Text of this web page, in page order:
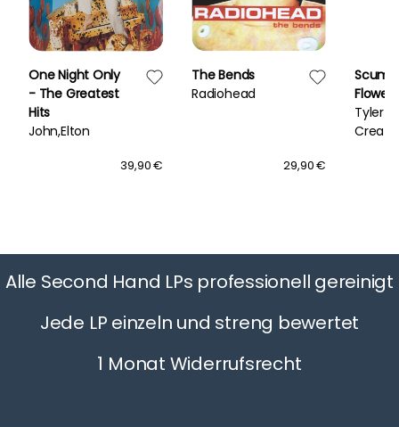
One Night Only
- The Greatest
Hits
John,Elton
39,90 €
The Bends
Radiohead
29,90 €
Scum
Flower
Tyler
Alle Second Hand LPs professionell gereinigt
Jede LP einzeln und streng bewertet
1 Monat Widerrufsrecht